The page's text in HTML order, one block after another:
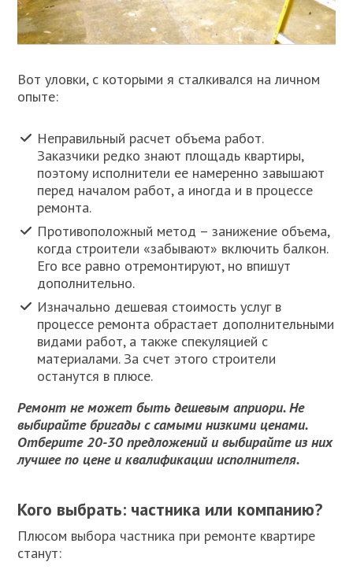
Вот уловки, с которыми я сталкивался на личном
опыте:
Неправильный расчет объема работ.
Заказчики редко знают площадь квартиры,
поэтому исполнители ее намеренно завышают
перед началом работ, а иногда и в процессе
ремонта.
Противоположный метод – занижение объема,
когда строители «забывают» включить балкон.
Его все равно отремонтируют, но впишут
дополнительно.
Изначально дешевая стоимость услуг в
процессе ремонта обрастает дополнительными
видами работ, а также спекуляцией с
материалами. За счет этого строители
останутся в плюсе.
Ремонт не может быть дешевым априори. Не
выбирайте бригады с самыми низкими ценами.
Отберите 20-30 предложений и выбирайте из них
лучшее по цене и квалификации исполнителя.
Кого выбрать: частника или компанию?
Плюсом выбора частника при ремонте квартире
станут: